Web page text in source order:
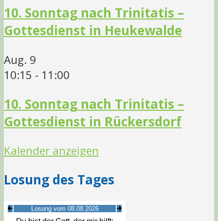
10. Sonntag nach Trinitatis –
Gottesdienst in Heukewalde
Aug. 9
10:15 - 11:00
10. Sonntag nach Trinitatis –
Gottesdienst in Rückersdorf
Kalender anzeigen
Losung des Tages